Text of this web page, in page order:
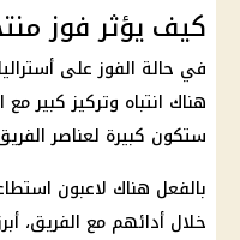
كيف يؤثر فوز
في حالة الفوز على أستراليا
هناك انتباه وتركيز كبير مع
ستكون كبيرة لعناصر
بالفعل هناك لاعبون
خلال أدائهم مع الفريق،